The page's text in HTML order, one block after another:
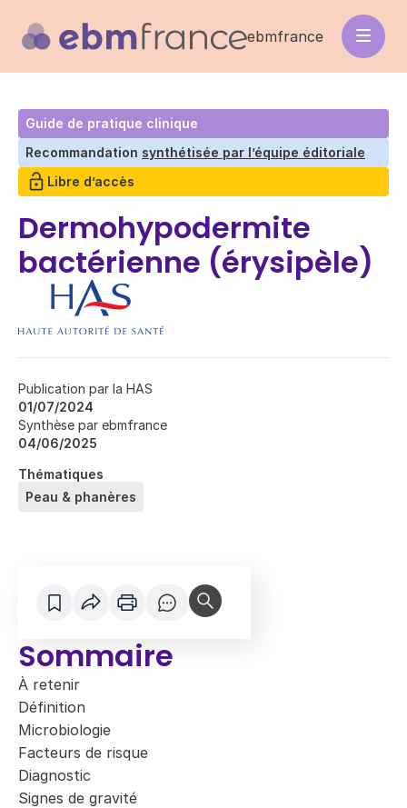
contenu
principal
ebmfrance
Guide de pratique clinique
Recommandation synthétisée par l’équipe éditoriale
Libre d’accès
Dermohypodermite
bactérienne (érysipèle)
Publication par la HAS
01/07/2024
Synthèse par ebmfrance
04/06/2025
Thématiques
Peau & phanères
Sommaire
À retenir
Définition
Microbiologie
Facteurs de risque
Diagnostic
Signes de gravité